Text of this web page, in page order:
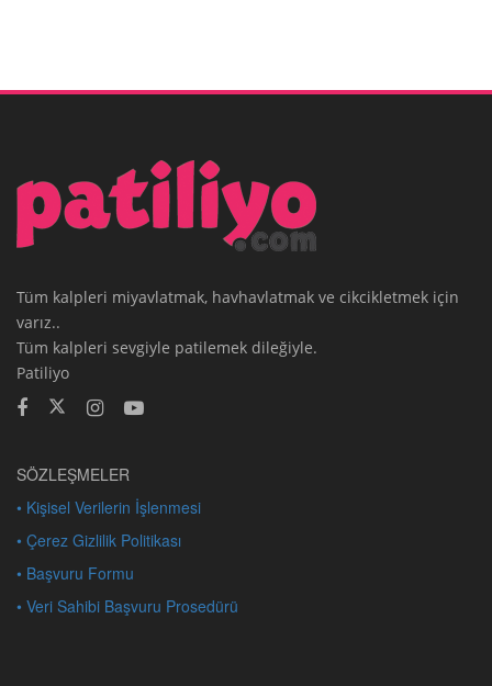
Tüm kalpleri miyavlatmak, havhavlatmak ve cikcikletmek için
varız..
Tüm kalpleri sevgiyle patilemek dileğiyle.
Patiliyo
SÖZLEŞMELER
• Kişisel Verilerin İşlenmesi
• Çerez Gizlilik Politikası
• Başvuru Formu
• Veri Sahibi Başvuru Prosedürü